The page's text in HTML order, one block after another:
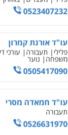
0523407232
עו"ד אורנת קמרון
פלילי תעבורה עורכי
משפחה נוער
0505417090
עו"ד חמאדה מסרי
תעבורה
0526631970
ניר קידר – צלם
0504578527
רונן הלל – מוניטין
0522508109
אחסון אתרים